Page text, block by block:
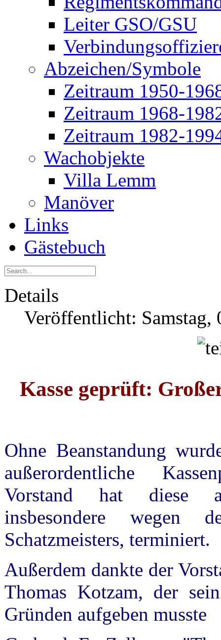
Leiter GSO/GSU
Abzeichen/Symbole
Zeitraum 1950-
Zeitraum 1968-
Zeitraum 1982-
Wachobjekte
Villa Lemm
Manöver
Links
Gästebuch
Details
Veröffentlicht: Samstag,
Kasse geprüft:
Ohne Beanstandung
außerordentliche
Vorstand hat diese
insbesondere
Schatzmeisters, terminiert.
Außerdem dankte der
Thomas Kotzam, der
Gründen aufgeben musste